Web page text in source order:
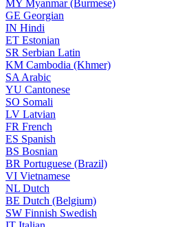
MY Myanmar (Burmese)
GE Georgian
IN Hindi
ET Estonian
SR Serbian Latin
KM Cambodia (Khmer)
SA Arabic
YU Cantonese
SO Somali
LV Latvian
FR French
ES Spanish
BS Bosnian
BR Portuguese (Brazil)
VI Vietnamese
NL Dutch
BE Dutch (Belgium)
SW Finnish Swedish